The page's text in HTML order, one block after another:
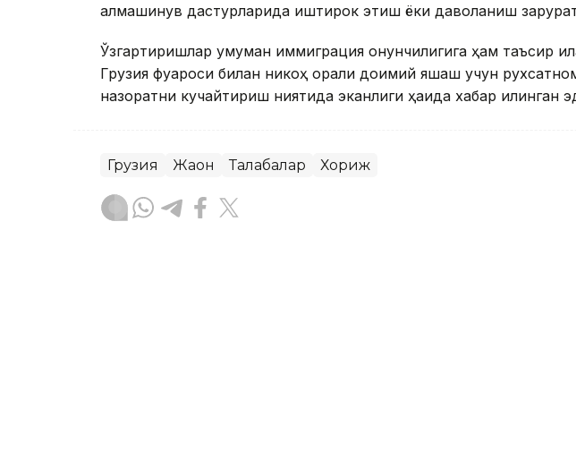
алмашинув дастурларида иштирок этиш ёки даволаниш
Ўзгартиришлар умуман иммиграция қонунчилигига ҳам таъсир
Грузия фуқароси билан никоҳ орқали доимий яшаш учун
назоратни кучайтириш ниятида эканлиги ҳақида хабар қилинган
Грузия Жаҳон Талабалар Хориж